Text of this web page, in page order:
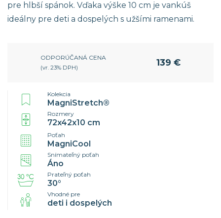
pre hlbší spánok. Vďaka výške 10 cm je vankúš
ideálny pre deti a dospelých s užšími ramenami.
ODPORÚČANÁ CENA
(vr. 23% DPH) 139 €
Kolekcia
MagniStretch®
Rozmery
72x42x10 cm
Poťah
MagniCool
Snímateľný poťah
Áno
Prateľný poťah
30°
Vhodné pre
deti i dospelých